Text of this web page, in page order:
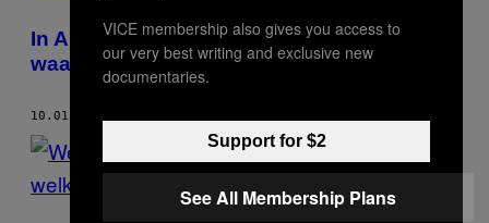
In Amsterdam is een galerie geopend
waarin je wereldleiders kunt pesten
10.01.18
VICE membership also gives you access to
our very best writing and exclusive new
documentaries.
Support for $2
See All Membership Plans